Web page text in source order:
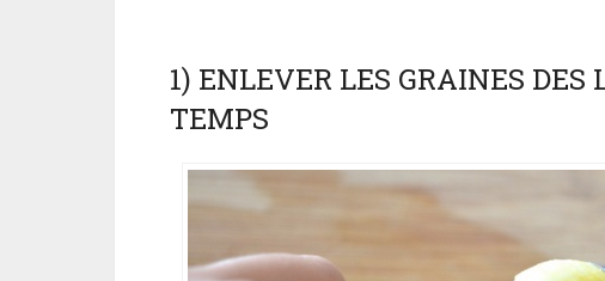
1) ENLEVER LES GRAINES DES
TEMPS